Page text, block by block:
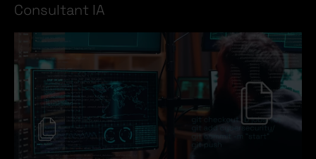
Consultant IA